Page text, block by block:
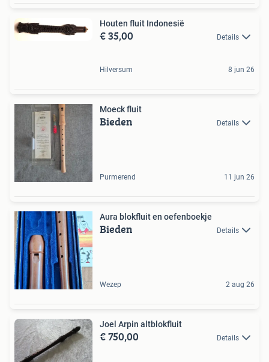
Houten fluit Indonesië
€ 35,00 Details
Hilversum 8 jun 26
Moeck fluit
Bieden Details
Purmerend 11 jun 26
Aura blokfluit en oefenboekje
Bieden Details
Wezep 2 aug 26
Joel Arpin altblokfluit
€ 750,00 Details